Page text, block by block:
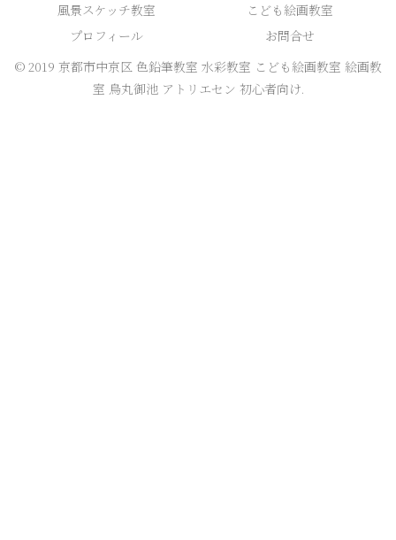
風景スケッチ教室
こども絵画教室
プロフィール
お問合せ
© 2019 京都市中京区 色鉛筆教室 水彩教室 こども絵画教室 絵画教
室 烏丸御池 アトリエセン 初心者向け.